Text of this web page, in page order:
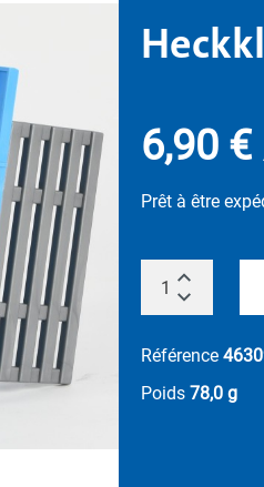
6,90 €
Prêt à être
Référence
Poids 78,0 g